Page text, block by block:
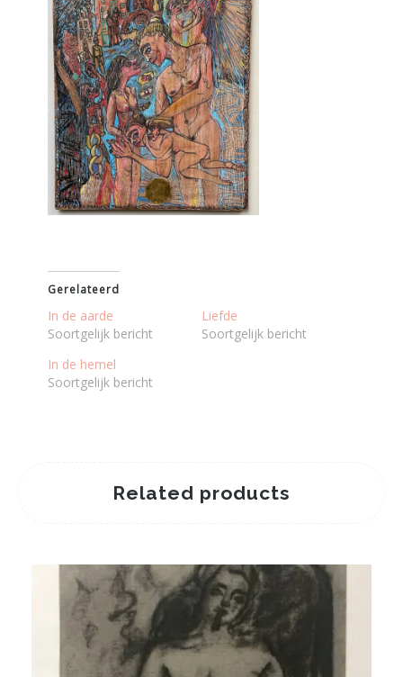
Gerelateerd
In de aarde
Soortgelijk bericht
Liefde
Soortgelijk bericht
In de hemel
Soortgelijk bericht
Related products